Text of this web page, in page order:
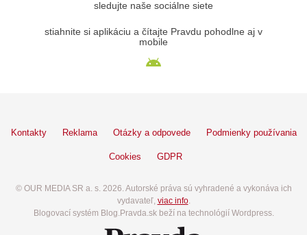
sledujte naše sociálne siete
stiahnite si aplikáciu a čítajte Pravdu pohodlne aj v
mobile
Kontakty Reklama Otázky a odpovede Podmienky používania
Cookies GDPR
© OUR MEDIA SR a. s. 2026. Autorské práva sú vyhradené a vykonáva ich
vydavateľ, viac info.
Blogovací systém Blog.Pravda.sk beží na technológií Wordpress.